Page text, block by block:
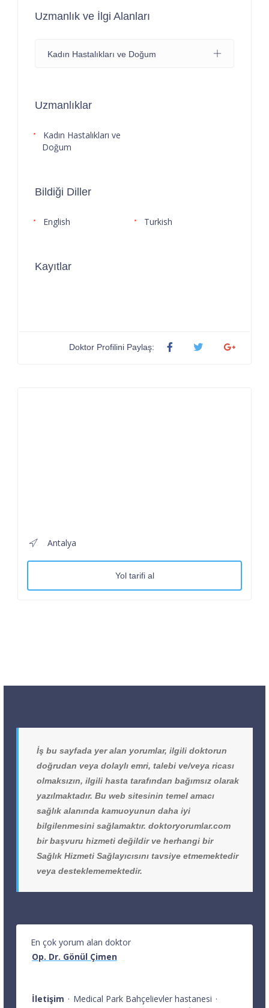
Uzmanlık ve İlgi Alanları
Kadın Hastalıkları ve Doğum
Uzmanlıklar
Kadın Hastalıkları ve
Doğum
Bildiği Diller
English Turkish
Kayıtlar
Doktor Profilini Paylaş:
Antalya
Yol tarifi al
İş bu sayfada yer alan yorumlar, ilgili doktorun
doğrudan veya dolaylı emri, talebi ve/veya ricası
olmaksızın, ilgili hasta tarafından bağımsız olarak
yazılmaktadır. Bu web sitesinin temel amacı
sağlık alanında kamuoyunun daha iyi
bilgilenmesini sağlamaktır. doktoryorumlar.com
bir başvuru hizmeti değildir ve herhangi bir
Sağlık Hizmeti Sağlayıcısını tavsiye etmemektedir
veya desteklememektedir.
En çok yorum alan doktor
Op. Dr. Gönül Çimen
İletişim · Medical Park Bahçelievler hastanesi ·